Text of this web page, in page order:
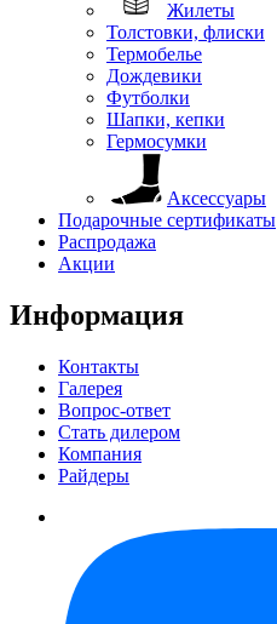
Жилеты
Толстовки, флиски
Термобелье
Дождевики
Футболки
Шапки, кепки
Гермосумки
Аксессуары
Подарочные сертификаты
Распродажа
Акции
Информация
Контакты
Галерея
Вопрос-ответ
Стать дилером
Компания
Райдеры